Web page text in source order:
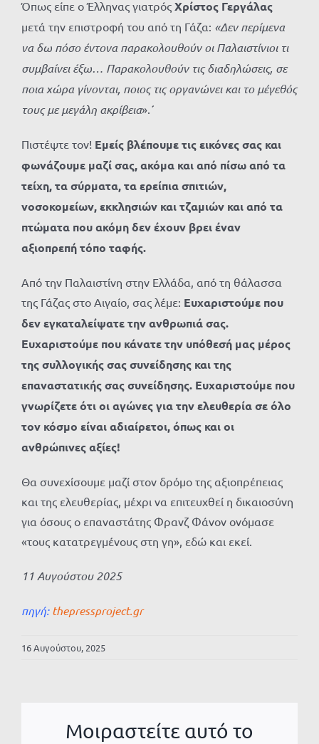
Όπως είπε ο Έλληνας γιατρός Χρίστος Γεργάλας
μετά την επιστροφή του από τη Γάζα: «Δεν περίμενα
να δω πόσο έντονα παρακολουθούν οι Παλαιστίνιοι τι
συμβαίνει έξω… Παρακολουθούν τις διαδηλώσεις, σε
ποια χώρα γίνονται, ποιος τις οργανώνει και το μέγεθός
τους με μεγάλη ακρίβεια».΄
Πιστέψτε τον! Εμείς βλέπουμε τις εικόνες σας και
φωνάζουμε μαζί σας, ακόμα και από πίσω από τα
τείχη, τα σύρματα, τα ερείπια σπιτιών,
νοσοκομείων, εκκλησιών και τζαμιών και από τα
πτώματα που ακόμη δεν έχουν βρει έναν
αξιοπρεπή τόπο ταφής.
Από την Παλαιστίνη στην Ελλάδα, από τη θάλασσα
της Γάζας στο Αιγαίο, σας λέμε: Ευχαριστούμε που
δεν εγκαταλείψατε την ανθρωπιά σας.
Ευχαριστούμε που κάνατε την υπόθεσή μας μέρος
της συλλογικής σας συνείδησης και της
επαναστατικής σας συνείδησης. Ευχαριστούμε που
γνωρίζετε ότι οι αγώνες για την ελευθερία σε όλο
τον κόσμο είναι αδιαίρετοι, όπως και οι
ανθρώπινες αξίες!
Θα συνεχίσουμε μαζί στον δρόμο της αξιοπρέπειας
και της ελευθερίας, μέχρι να επιτευχθεί η δικαιοσύνη
για όσους ο επαναστάτης Φρανζ Φάνον ονόμασε
«τους κατατρεγμένους στη γη», εδώ και εκεί.
11 Αυγούστου 2025
πηγή:thepressproject.gr
16 Αυγούστου, 2025
Μοιραστείτε αυτό το